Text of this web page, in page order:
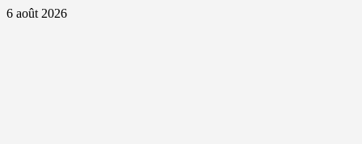
Aller
6 août 2026